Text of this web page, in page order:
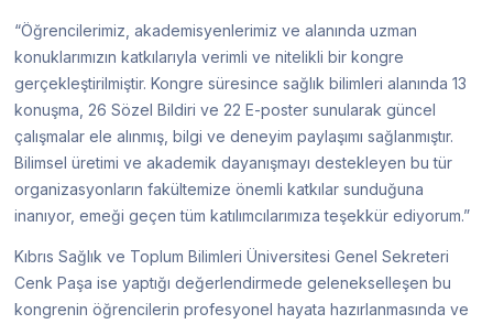
“Öğrencilerimiz, akademisyenlerimiz ve alanında uzman
konuklarımızın katkılarıyla verimli ve nitelikli bir kongre
gerçekleştirilmiştir. Kongre süresince sağlık bilimleri alanında 13
konuşma, 26 Sözel Bildiri ve 22 E-poster sunularak güncel
çalışmalar ele alınmış, bilgi ve deneyim paylaşımı sağlanmıştır.
Bilimsel üretimi ve akademik dayanışmayı destekleyen bu tür
organizasyonların fakültemize önemli katkılar sunduğuna
inanıyor, emeği geçen tüm katılımcılarımıza teşekkür ediyorum.”
Kıbrıs Sağlık ve Toplum Bilimleri Üniversitesi Genel Sekreteri
Cenk Paşa ise yaptığı değerlendirmede gelenekselleşen bu
kongrenin öğrencilerin profesyonel hayata hazırlanmasında ve